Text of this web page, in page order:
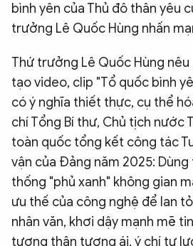
bình yên của Thủ đô thân yêu
trưởng Lê Quốc Hùng nhấn
Thứ trưởng Lê Quốc Hùng
tạo video, clip "Tổ quốc bình
có ý nghĩa thiết thực, cụ thể
chí Tổng Bí thư, Chủ tịch nước
toàn quốc tổng kết công tác
vận của Đảng năm 2025:
thống "phủ xanh" không gian
ưu thế của công nghệ để lan
nhân văn, khơi dậy mạnh mẽ
tương thân tương ái, ý chí tự